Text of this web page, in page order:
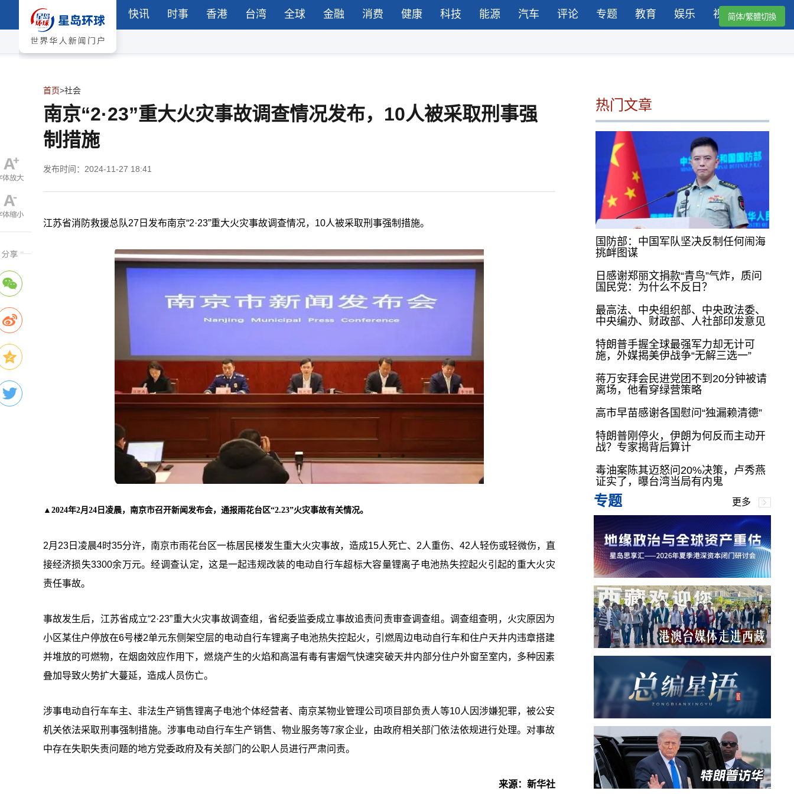
快讯 时事 香港 台湾 全球 金融 消费 健康 科技 能源 汽车 评论 专题 教育 娱乐 视频简体/繁體切換
首页>社会
南京“2·23”重大火灾事故调查情况发布，10人被采取刑事强
制措施
发布时间：2024-11-27 18:41
江苏省消防救援总队27日发布南京“2·23”重大火灾事故调查情况，10人被采取刑事强制措施。
▲2024年2月24日凌晨，南京市召开新闻发布会，通报雨花台区“2.23”火灾事故有关情况。
2月23日凌晨4时35分许，南京市雨花台区一栋居民楼发生重大火灾事故，造成15人死亡、2人重伤、42人轻伤或轻微伤，直
接经济损失3300余万元。经调查认定，这是一起违规改装的电动自行车超标大容量锂离子电池热失控起火引起的重大火灾
责任事故。
事故发生后，江苏省成立“2·23”重大火灾事故调查组，省纪委监委成立事故追责问责审查调查组。调查组查明，火灾原因为
小区某住户停放在6号楼2单元东侧架空层的电动自行车锂离子电池热失控起火，引燃周边电动自行车和住户天井内违章搭建
并堆放的可燃物，在烟囱效应作用下，燃烧产生的火焰和高温有毒有害烟气快速突破天井内部分住户外窗至室内，多种因素
叠加导致火势扩大蔓延，造成人员伤亡。
涉事电动自行车车主、非法生产销售锂离子电池个体经营者、南京某物业管理公司项目部负责人等10人因涉嫌犯罪，被公安
机关依法采取刑事强制措施。涉事电动自行车生产销售、物业服务等7家企业，由政府相关部门依法依规进行处理。对事故
中存在失职失责问题的地方党委政府及有关部门的公职人员进行严肃问责。
来源：新华社
热门文章
国防部：中国军队坚决反制任何闹海
挑衅图谋
日感谢郑丽文捐款“青鸟”气炸，质问
国民党：为什么不反日？
最高法、中央组织部、中央政法委、
中央编办、财政部、人社部印发意见
特朗普手握全球最强军力却无计可
施，外媒揭美伊战争“无解三选一”
蒋万安拜会民进党团不到20分钟被请
离场，他看穿绿营策略
高市早苗感谢各国慰问“独漏赖清德”
特朗普刚停火，伊朗为何反而主动开
战？专家揭背后算计
毒油案陈其迈怒问20%决策，卢秀燕
证实了，曝台湾当局有内鬼
专题 更多